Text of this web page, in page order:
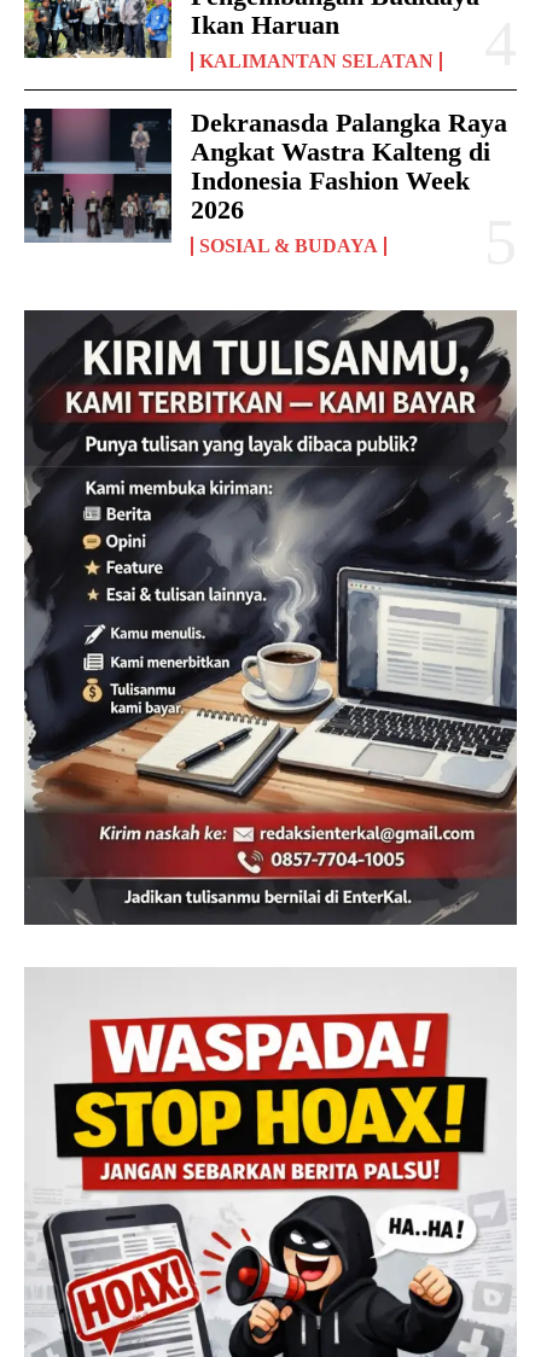
Ikan Haruan
KALIMANTAN SELATAN
Dekranasda Palangka Raya
Angkat Wastra Kalteng di
Indonesia Fashion Week
2026
SOSIAL & BUDAYA